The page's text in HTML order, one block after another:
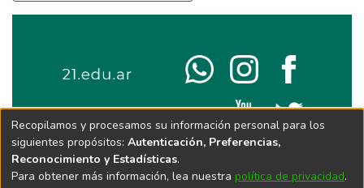
Recopilamos y procesamos su información personal para los
siguientes propósitos: Autenticación, Preferencias,
Reconocimiento y Estadísticas.
Para obtener más información, lea nuestra política de privacidad.